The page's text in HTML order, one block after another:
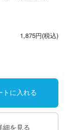
1,875円(税込)
トに入れる
細を見る